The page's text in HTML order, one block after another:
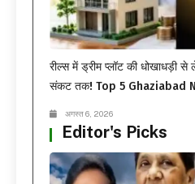
रील्स में ड्रीम प्लॉट की धोखाधड़ी
संकट तक! Top 5 Ghaziabad
अगस्त 6, 2026
Editor's Picks